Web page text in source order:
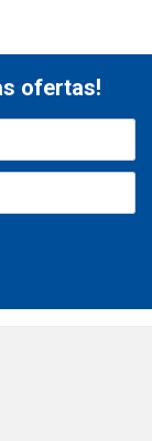
ofertas!